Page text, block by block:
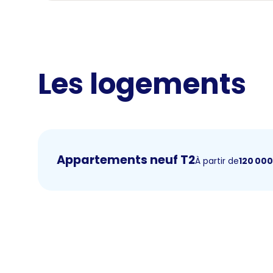
Les logements
Appartements neuf T2À partir de120 000